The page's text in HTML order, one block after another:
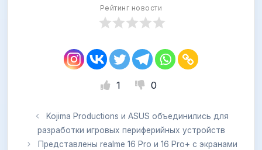
Рейтинг новости
1 0
Kojima Productions и ASUS объединились для
разработки игровых периферийных устройств
Представлены realme 16 Pro и 16 Pro+ с экранами